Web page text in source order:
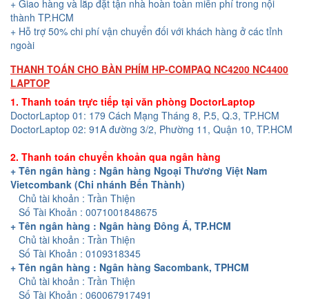
+ Giao hàng và lắp đặt tận nhà hoàn toàn miễn phí trong nội
thành TP.HCM
+ Hỗ trợ 50% chi phí vận chuyển đối với khách hàng ở các tỉnh
ngoài
THANH TOÁN CHO BÀN PHÍM HP-COMPAQ NC4200 NC4400
LAPTOP
1. Thanh toán trực tiếp tại văn phòng DoctorLaptop
DoctorLaptop 01: 179 Cách Mạng Tháng 8, P.5, Q.3, TP.HCM
DoctorLaptop 02: 91A đường 3/2, Phường 11, Quận 10, TP.HCM
2. Thanh toán chuyển khoản qua ngân hàng
+ Tên ngân hàng : Ngân hàng Ngoại Thương Việt Nam
Vietcombank (Chi nhánh Bến Thành)
Chủ tài khoản : Trần Thiện
Số Tài Khoản : 0071001848675
+ Tên ngân hàng : Ngân hàng Đông Á, TP.HCM
Chủ tài khoản : Trần Thiện
Số Tài Khoản : 0109318345
+ Tên ngân hàng : Ngân hàng Sacombank, TPHCM
Chủ tài khoản : Trần Thiện
Số Tài Khoản : 060067917491